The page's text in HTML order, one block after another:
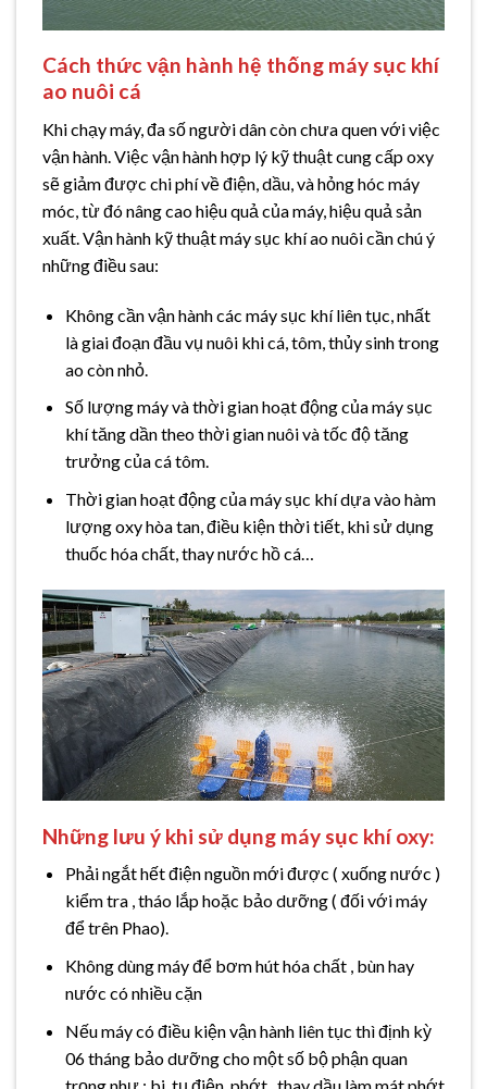
Cách thức vận hành hệ thống máy sục khí
ao nuôi cá
Khi chạy máy, đa số người dân còn chưa quen với việc
vận hành. Việc vận hành hợp lý kỹ thuật cung cấp oxy
sẽ giảm được chi phí về điện, dầu, và hỏng hóc máy
móc, từ đó nâng cao hiệu quả của máy, hiệu quả sản
xuất. Vận hành kỹ thuật máy sục khí ao nuôi cần chú ý
những điều sau:
Không cần vận hành các máy sục khí liên tục, nhất
là giai đoạn đầu vụ nuôi khi cá, tôm, thủy sinh trong
ao còn nhỏ.
Số lượng máy và thời gian hoạt động của máy sục
khí tăng dần theo thời gian nuôi và tốc độ tăng
trưởng của cá tôm.
Thời gian hoạt động của máy sục khí dựa vào hàm
lượng oxy hòa tan, điều kiện thời tiết, khi sử dụng
thuốc hóa chất, thay nước hồ cá…
Những lưu ý khi sử dụng máy sục khí oxy:
Phải ngắt hết điện nguồn mới được ( xuống nước )
kiểm tra , tháo lắp hoặc bảo dưỡng ( đối với máy
để trên Phao).
Không dùng máy để bơm hút hóa chất , bùn hay
nước có nhiều cặn
Nếu máy có điều kiện vận hành liên tục thì định kỳ
06 tháng bảo dưỡng cho một số bộ phận quan
trọng như : bi, tụ điện, phớt , thay dầu làm mát phớt